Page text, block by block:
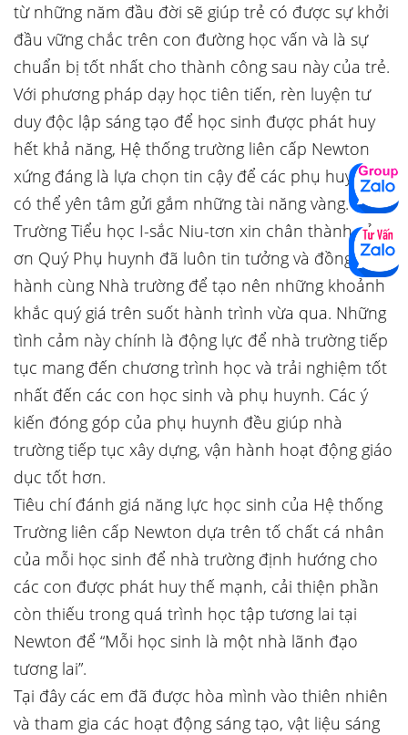
từ những năm đầu đời sẽ giúp trẻ có được sự khởi
đầu vững chắc trên con đường học vấn và là sự
chuẩn bị tốt nhất cho thành công sau này của trẻ.
Với phương pháp dạy học tiên tiến, rèn luyện tư
duy độc lập sáng tạo để học sinh được phát huy
hết khả năng, Hệ thống trường liên cấp Newton
xứng đáng là lựa chọn tin cậy để các phụ huynh
có thể yên tâm gửi gắm những tài năng vàng.
Trường Tiểu học I-sắc Niu-tơn xin chân thành cảm
ơn Quý Phụ huynh đã luôn tin tưởng và đồng
hành cùng Nhà trường để tạo nên những khoảnh
khắc quý giá trên suốt hành trình vừa qua. Những
tình cảm này chính là động lực để nhà trường tiếp
tục mang đến chương trình học và trải nghiệm tốt
nhất đến các con học sinh và phụ huynh. Các ý
kiến đóng góp của phụ huynh đều giúp nhà
trường tiếp tục xây dựng, vận hành hoạt động giáo
dục tốt hơn.
Tiêu chí đánh giá năng lực học sinh của Hệ thống
Trường liên cấp Newton dựa trên tố chất cá nhân
của mỗi học sinh để nhà trường định hướng cho
các con được phát huy thế mạnh, cải thiện phần
còn thiếu trong quá trình học tập tương lai tại
Newton để “Mỗi học sinh là một nhà lãnh đạo
tương lai”.
Tại đây các em đã được hòa mình vào thiên nhiên
và tham gia các hoạt động sáng tạo, vật liệu sáng